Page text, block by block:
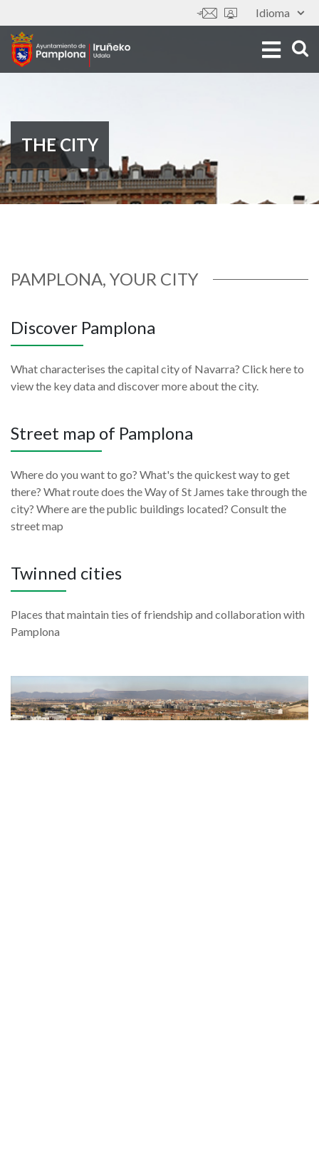
to
main
content
Idioma
Tools
THE CITY
City
PAMPLONA, YOUR CITY
Discover Pamplona
What characterises the capital city of Navarra? Click here to
view the key data and discover more about the city.
Street map of Pamplona
Where do you want to go? What's the quickest way to get
there? What route does the Way of St James take through the
city? Where are the public buildings located? Consult the
street map
Twinned cities
Places that maintain ties of friendship and collaboration with
Pamplona